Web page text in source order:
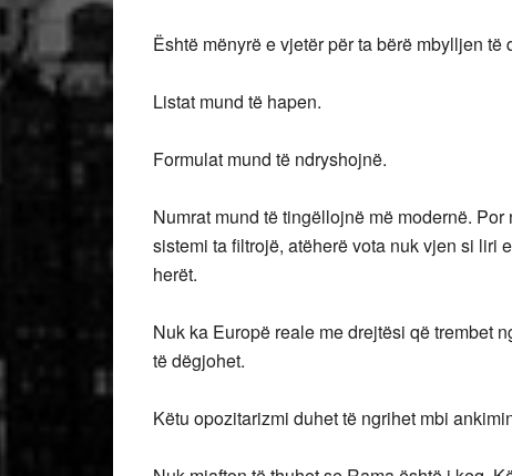
Është mënyrë e vjetër për ta bërë mbylljen të
Listat mund të hapen.
Formulat mund të ndryshojnë.
Numrat mund të tingëllojnë më modernë.
sistemi ta filtrojë, atëherë vota nuk vjen si liri
herët.
Nuk ka Europë reale me drejtësi që trembet
të dëgjohet.
Këtu opozitarizmi duhet të ngrihet mbi